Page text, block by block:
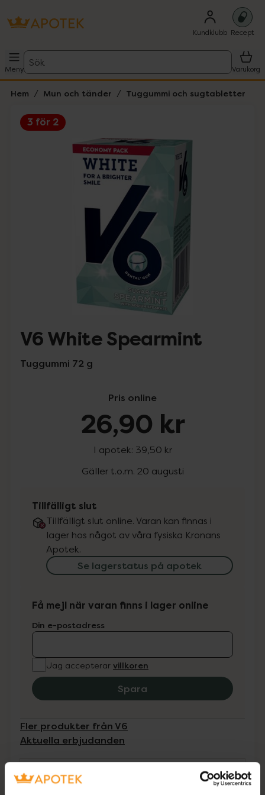
Kundklubb Recept
Meny
Sök
Varukorg
Hem Mun och tänder Tuggummi och sugtabletter
3 för 2
Lista: . Innehåller 1 objekt.
Hoppa över Lista
V6 White Spearmint
Tuggummi 72 g
Pris online
26,90 kr
I apotek: 39,50 kr
Gäller t.o.m. 20 augusti
Tillfälligt slut
Tillfälligt slut online. Varan kan finnas i
lager hos något av våra fysiska Kronans
Apotek.
Se lagerstatus på apotek
Få mejl när varan finns i lager online
Din e-postadress
Jag accepterar villkoren
Spara
Fler produkter från V6
Aktuella erbjudanden
Beskrivning Dölj